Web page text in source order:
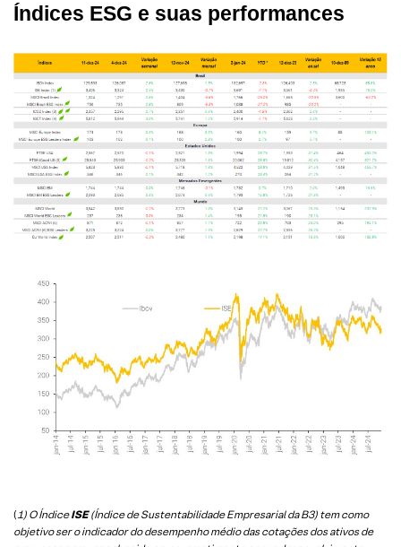
Índices ESG e suas performances
( 1) O ÍndiceISE(Índice de Sustentabilidade Empresarial da B3) tem como
objetivo ser o indicador do desempenho médio das cotações dos ativos de